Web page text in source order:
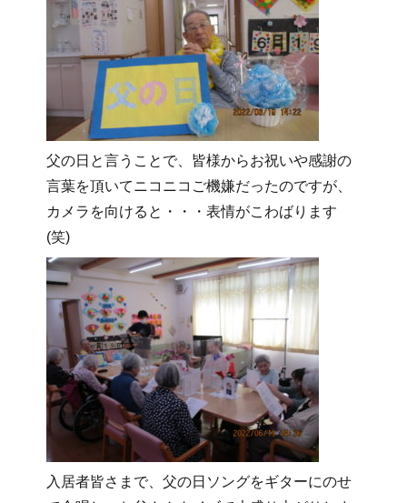
父の日と言うことで、皆様からお祝いや感謝の
言葉を頂いてニコニコご機嫌だったのですが、
カメラを向けると・・・表情がこわばります
(笑)
入居者皆さまで、父の日ソングをギターにのせ